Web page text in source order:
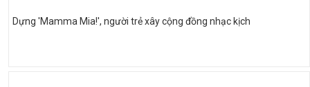
Dựng 'Mamma Mia!', người trẻ xây cộng đồng nhạc kịch